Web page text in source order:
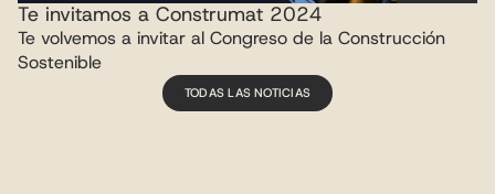
Te invitamos a Construmat 2024
Te volvemos a invitar al Congreso de la Construcción
Sostenible
TODAS LAS NOTICIAS